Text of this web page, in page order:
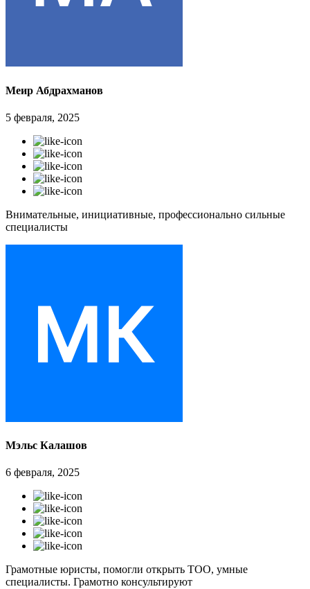
Меир Абдрахманов
5 февраля, 2025
Внимательные, инициативные, профессионально сильные
специалисты
Мэльс Калашов
6 февраля, 2025
Грамотные юристы, помогли открыть ТОО, умные
специалисты. Грамотно консультируют